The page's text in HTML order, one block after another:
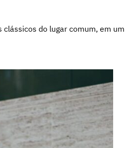
do lugar comum, em